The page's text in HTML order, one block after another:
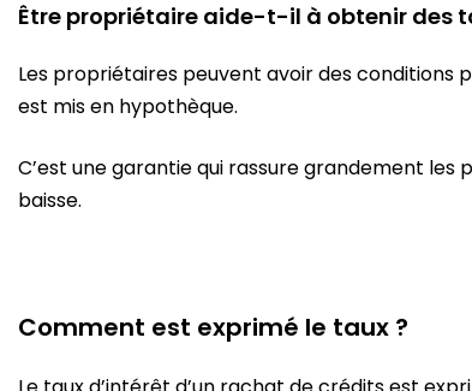
Être propriétaire aide-t-il à obtenir des
Les propriétaires peuvent avoir des conditions
est mis en hypothèque.
C’est une garantie qui rassure grandement
baisse.
Comment est exprimé le taux ?